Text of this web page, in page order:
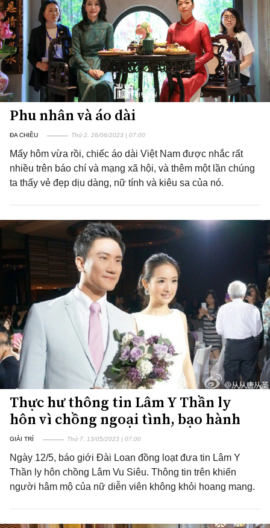
Phu nhân và áo dài
ĐA CHIỀU Thứ 2, 26/06/2023 | 07:00
Mấy hôm vừa rồi, chiếc áo dài Việt Nam được nhắc rất
nhiều trên báo chí và mạng xã hội, và thêm một lần chúng
ta thấy vẻ đẹp dịu dàng, nữ tính và kiêu sa của nó.
Thực hư thông tin Lâm Y Thần ly
hôn vì chồng ngoại tình, bạo hành
GIẢI TRÍ Thứ 7, 13/05/2023 | 07:00
Ngày 12/5, báo giới Đài Loan đồng loạt đưa tin Lâm Y
Thần ly hôn chồng Lâm Vu Siêu. Thông tin trên khiến
người hâm mộ của nữ diễn viên không khỏi hoang mang.